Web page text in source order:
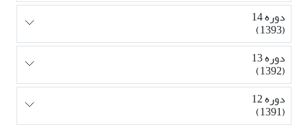
دوره 14
(1393)
دوره 13
(1392)
دوره 12
(1391)